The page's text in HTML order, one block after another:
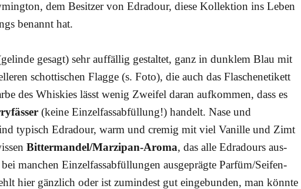
dem Besit­zer von Edra­dour, die­se Kol­lek­ti­on ins Leben
benannt hat.
gesagt) sehr auf­fäl­lig gestal­tet, ganz in dunk­lem Blau mit
schot­ti­schen Flag­ge (s. Foto), die auch das Fla­schen­eti­kett
des Whis­kies lässt wenig Zwei­fel dar­an auf­kom­men, dass es
(kei­ne Ein­zel­fass­ab­fül­lung!) han­delt. Nase und
typisch Edra­dour, warm und cre­mig mit viel Vanil­le und Zimt
Bit­ter­man­del/­Mar­zi­pan-Aro­ma, das alle Edra­dours aus­
man­chen Ein­zel­fass­ab­fül­lun­gen aus­ge­präg­te Par­füm/­Sei­fen-
hier gänz­lich oder ist zumin­dest gut ein­ge­bun­den, man könn­te